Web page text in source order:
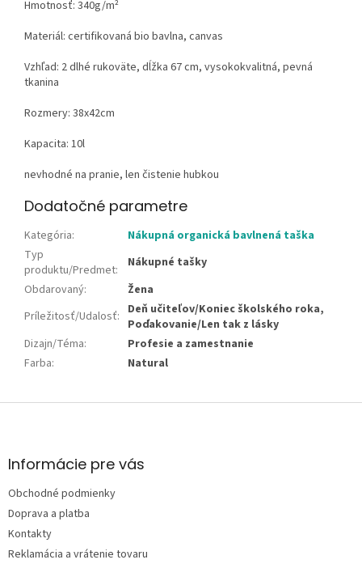
Hmotnosť: 340g/m²
Materiál: certifikovaná bio bavlna, canvas
Vzhľad: 2 dlhé rukoväte, dĺžka 67 cm, vysokokvalitná, pevná
tkanina
Rozmery: 38x42cm
Kapacita: 10l
nevhodné na pranie, len čistenie hubkou
Dodatočné parametre
Kategória:
Nákupná organická bavlnená taška
Typ
produktu/Predmet:
Nákupné tašky
Obdarovaný:
Žena
Príležitosť/Udalosť: Deň učiteľov/Koniec školského roka,
Poďakovanie/Len tak z lásky
Dizajn/Téma:
Profesie a zamestnanie
Farba: Natural
Z
ä
e
Informácie pre vás
Obchodné podmienky
Doprava a platba
Kontakty
Reklamácia a vrátenie tovaru